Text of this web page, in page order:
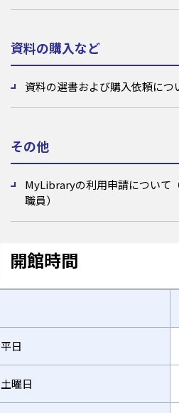
資料の購入など
資料の選書および購入依頼につ
その他
MyLibraryの利用申請について
職員）
開館時間
平日
土曜日